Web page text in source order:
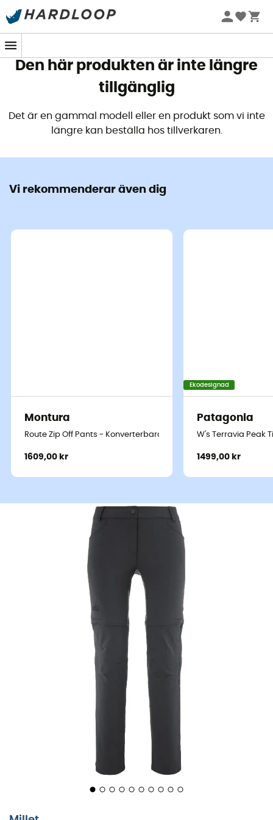
Sommarerbjudanden 🔥 -5 % EXTRA vid köp av 2 produkter*
Den här produkten är inte längre
tillgänglig
Det är en gammal modell eller en produkt som vi inte
längre kan beställa hos tillverkaren.
Vi rekommenderar även dig
Montura
Route Zip Off Pants - Konverterbara vandringsbyxa - Dam
1609,00 kr
Ekodesignad
Patagonia
W's Terravia Peak
1499,00 kr
Bekväm, lätt och robust, vandringsbyxorna
från
din nästa alpina vandring eller aktiva utflykt. Du kommer
inte vilja ta av dem, eller åtminstone inte helt! Idealiska
för dina alpina vandringar och andra äventyr under tre
säsonger, dessa byxor är kompletta och effektiva.
Tillverkade med ett tekniskt material, Drynamic™